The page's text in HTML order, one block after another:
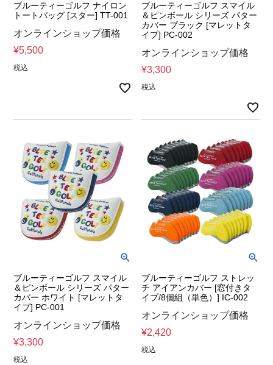
ブルーティーゴルフ ナイロン
トートバッグ [スター] TT-001
オンラインショップ価格
¥5,500
税込
ブルーティーゴルフ スマイル
＆ピンボール シリーズ パター
カバー ブラック [マレットタ
イプ] PC-002
オンラインショップ価格
¥3,300
税込
ブルーティーゴルフ スマイル
＆ピンボール シリーズ パター
カバー ホワイト [マレットタ
イプ] PC-001
オンラインショップ価格
¥3,300
税込
ブルーティーゴルフ ストレッ
チ アイアンカバー [窓付きタ
イプ/8個組（単色）] IC-002
オンラインショップ価格
¥2,420
税込